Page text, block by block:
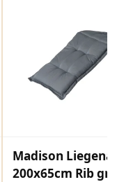
Madison
200x65cm Rib